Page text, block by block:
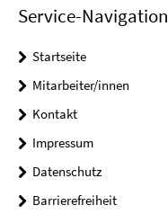
Service-Navigation
Startseite
Mitarbeiter/innen
Kontakt
Impressum
Datenschutz
Barrierefreiheit